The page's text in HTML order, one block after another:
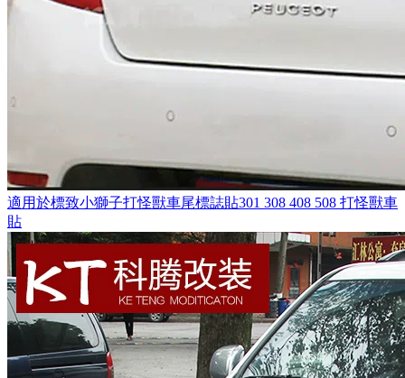
適用於標致小獅子打怪獸車尾標誌貼301 308 408 508 打怪獸車
貼